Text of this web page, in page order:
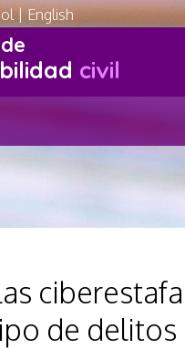
| English
de
civil
de delitos